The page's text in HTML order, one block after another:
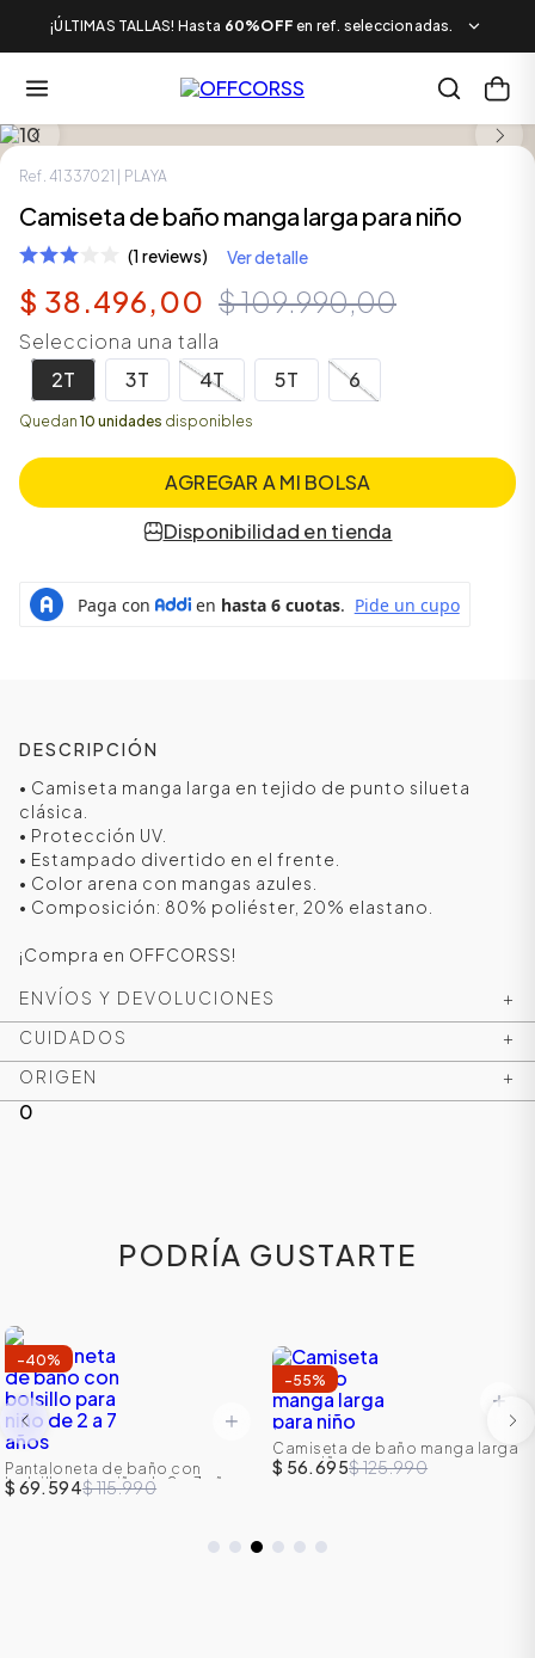
¡ÚLTIMAS TALLAS! Hasta 60%OFF en ref. seleccionadas.
LOOK COMPLETO
Ref.41337021 | PLAYA
Camiseta de baño manga larga para niño
(1 reviews) Ver detalle
$ 38.496,00 $109.990,00
Selecciona una talla
2T
3T 4T 5T 6
Quedan 10 unidades disponibles
AGREGAR A MI BOLSA
Disponibilidad en tienda
DESCRIPCIÓN
• Camiseta manga larga en tejido de punto silueta
clásica.
• Protección UV.
• Estampado divertido en el frente.
• Color arena con mangas azules.
• Composición: 80% poliéster, 20% elastano.
¡Compra en OFFCORSS!
ENVÍOS Y DEVOLUCIONES
+
CUIDADOS
+
ORIGEN
+
0
PODRÍA GUSTARTE
-40%
Pantaloneta de baño con
bolsillo para niño de 2 a 7 años
$ 69.594$ 115.990
-55%
Camiseta de baño manga larga
para niño
$ 56.695$ 125.990